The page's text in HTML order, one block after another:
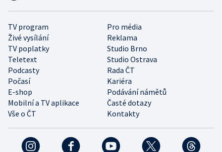
TV program
Pro média
Živé vysílání
Reklama
TV poplatky
Studio Brno
Teletext
Studio Ostrava
Podcasty
Rada ČT
Počasí
Kariéra
E-shop
Podávání námětů
Mobilní a TV aplikace
Časté dotazy
Vše o ČT
Kontakty